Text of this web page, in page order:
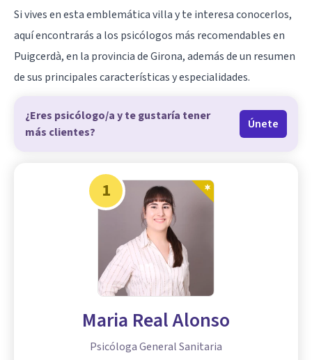
Si vives en esta emblemática villa y te interesa conocerlos,
aquí encontrarás a los psicólogos más recomendables en
Puigcerdà, en la provincia deGirona, además de un resumen
de sus principales características y especialidades.
¿Eres psicólogo/a y te gustaría tener
más clientes?
Únete
1
Maria Real Alonso
Psicóloga General Sanitaria